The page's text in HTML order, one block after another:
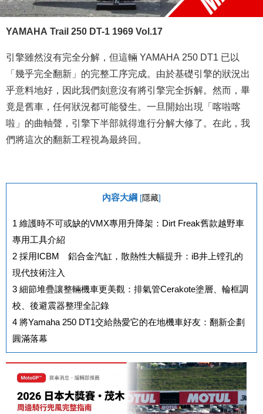
YAMAHA Trail 250 DT-1 1969 Vol.17
引擎雖然沒有完全分解，但這輛 YAMAHA 250 DT1 已以
「幾乎完全翻新」的完整工序完成。由於基礎引擎的狀況出
乎意料地好，因此我們刻意沒有將引擎完全拆解。然而，畢
竟是舊車，任何狀況都可能發生。一旦開始出現「喀啦喀
啦」的曲軸聲，引擎下半部就得進行分解大修了。在此，我
們將這次的翻新工程視為最終回。
內容大綱 [隱藏]
1 維護時不可或缺的VMX專用升降架：Dirt Freak舊款越野車
專用工具介紹
2 採用ICBM®鋁合金汽缸，散熱性大幅提升：iB井上镗孔的
現代技術注入
3 細節堆疊讓整輛機車更美觀：排氣管Cerakote塗層、輪框調
校、後避震器整理全記錄
4 將Yamaha 250 DT1交給熱愛它的在地機車好友：翻新企劃
圓滿落幕